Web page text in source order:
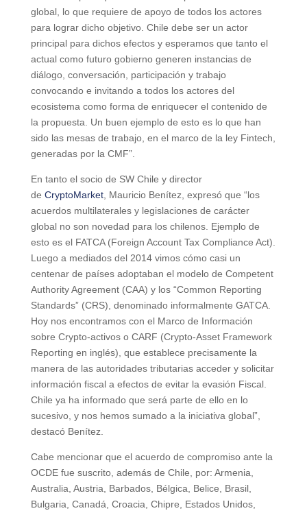
global, lo que requiere de apoyo de todos los actores
para lograr dicho objetivo. Chile debe ser un actor
principal para dichos efectos y esperamos que tanto el
actual como futuro gobierno generen instancias de
diálogo, conversación, participación y trabajo
convocando e invitando a todos los actores del
ecosistema como forma de enriquecer el contenido de
la propuesta. Un buen ejemplo de esto es lo que han
sido las mesas de trabajo, en el marco de la ley Fintech,
generadas por la CMF”.
En tanto el socio de SW Chile y director
de CryptoMarket, Mauricio Benítez, expresó que “los
acuerdos multilaterales y legislaciones de carácter
global no son novedad para los chilenos. Ejemplo de
esto es el FATCA (Foreign Account Tax Compliance Act).
Luego a mediados del 2014 vimos cómo casi un
centenar de países adoptaban el modelo de Competent
Authority Agreement (CAA) y los “Common Reporting
Standards” (CRS), denominado informalmente GATCA.
Hoy nos encontramos con el Marco de Información
sobre Crypto-activos o CARF (Crypto-Asset Framework
Reporting en inglés), que establece precisamente la
manera de las autoridades tributarias acceder y solicitar
información fiscal a efectos de evitar la evasión Fiscal.
Chile ya ha informado que será parte de ello en lo
sucesivo, y nos hemos sumado a la iniciativa global”,
destacó Benítez.
Cabe mencionar que el acuerdo de compromiso ante la
OCDE fue suscrito, además de Chile, por: Armenia,
Australia, Austria, Barbados, Bélgica, Belice, Brasil,
Bulgaria, Canadá, Croacia, Chipre, Estados Unidos,